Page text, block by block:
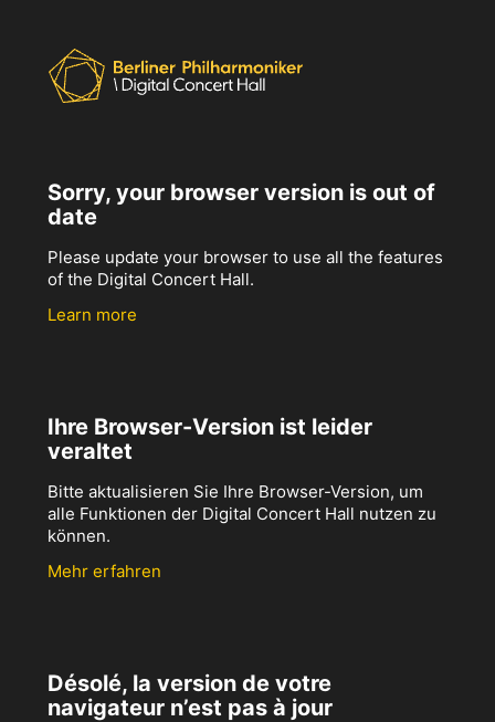
Sorry, your browser version is out of
date
Please update your browser to use all the features
of the Digital Concert Hall.
Learn more
Ihre Browser-Version ist leider
veraltet
Bitte aktualisieren Sie Ihre Browser-Version, um
alle Funktionen der Digital Concert Hall nutzen zu
können.
Mehr erfahren
Désolé, la version de votre
navigateur n’est pas à jour